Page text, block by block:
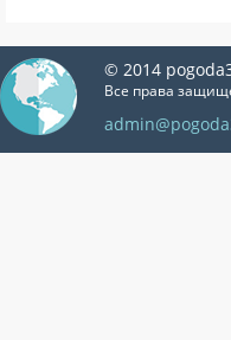
© 2014
Все права